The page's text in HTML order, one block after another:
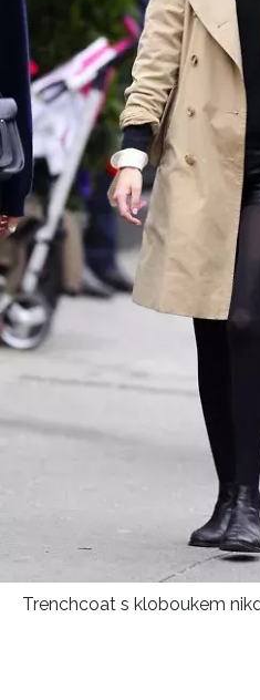
Trenchcoat s kloboukem